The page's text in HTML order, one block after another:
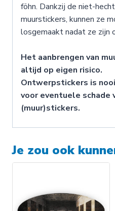
föhn. Dankzij de niet-
muurstickers, kunnen ze
losgemaakt nadat ze zijn
Het aanbrengen van
altijd op eigen risico.
Ontwerpstickers is
voor eventuele schade
(muur)stickers.
Je zou ook